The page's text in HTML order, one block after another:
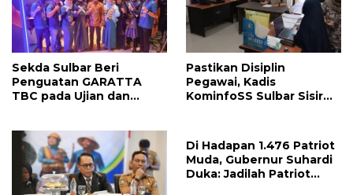
Sekda Sulbar Beri
Penguatan GARATTA
TBC pada Ujian dan
Pastikan Disiplin
Pegawai, Kadis
KominfoSS Sulbar Sisir
Di Hadapan 1.476 Patriot
Muda, Gubernur Suhardi
Duka: Jadilah Patriot